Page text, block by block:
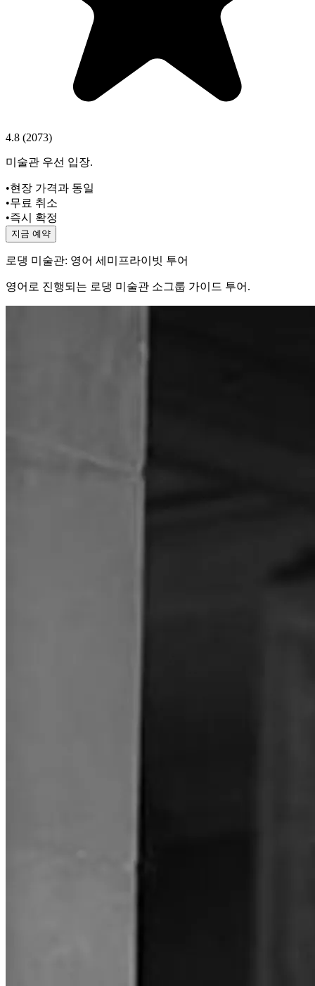
4.8 (2073)
미술관 우선 입장.
•현장 가격과 동일
•무료 취소
•즉시 확정
지금 예약
로댕 미술관: 영어 세미프라이빗 투어
영어로 진행되는 로댕 미술관 소그룹 가이드 투어.